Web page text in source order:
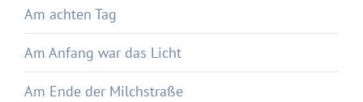
Am achten Tag
Am Anfang war das Licht
Am Ende der Milchstraße